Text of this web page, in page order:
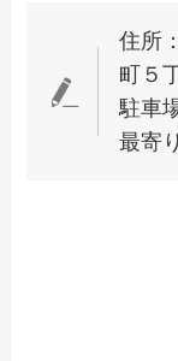
住所
町５
駐車
最寄